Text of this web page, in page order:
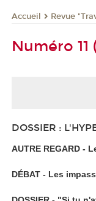
Accueil Revue
Numéro 11
DOSSIER :
AUTRE REGARD -
DÉBAT - Les